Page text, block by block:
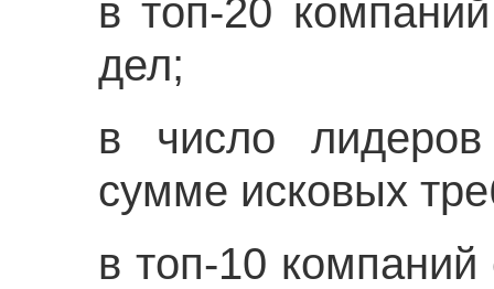
в топ-20
дел;
в число
сумме исковых
в топ-10